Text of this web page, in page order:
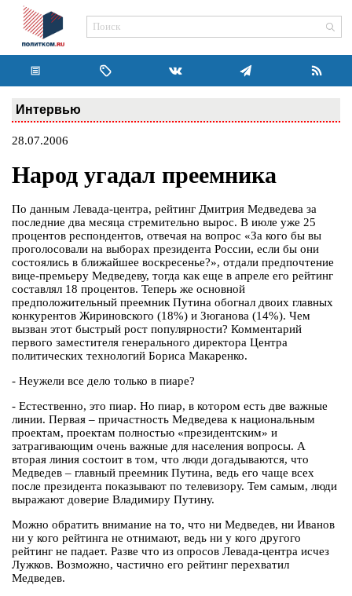
Интервью
28.07.2006
Народ угадал преемника
По данным Левада-центра, рейтинг Дмитрия Медведева за
последние два месяца стремительно вырос. В июле уже 25
процентов респондентов, отвечая на вопрос «За кого бы вы
проголосовали на выборах президента России, если бы они
состоялись в ближайшее воскресенье?», отдали предпочтение
вице-премьеру Медведеву, тогда как еще в апреле его рейтинг
составлял 18 процентов. Теперь же основной
предположительный преемник Путина обогнал двоих главных
конкурентов Жириновского (18%) и Зюганова (14%). Чем
вызван этот быстрый рост популярности? Комментарий
первого заместителя генерального директора Центра
политических технологий Бориса Макаренко.
- Неужели все дело только в пиаре?
- Естественно, это пиар. Но пиар, в котором есть две важные
линии. Первая – причастность Медведева к национальным
проектам, проектам полностью «президентским» и
затрагивающим очень важные для населения вопросы. А
вторая линия состоит в том, что люди догадываются, что
Медведев – главный преемник Путина, ведь его чаще всех
после президента показывают по телевизору. Тем самым, люди
выражают доверие Владимиру Путину.
Можно обратить внимание на то, что ни Медведев, ни Иванов
ни у кого рейтинга не отнимают, ведь ни у кого другого
рейтинг не падает. Разве что из опросов Левада-центра исчез
Лужков. Возможно, частично его рейтинг перехватил
Медведев.